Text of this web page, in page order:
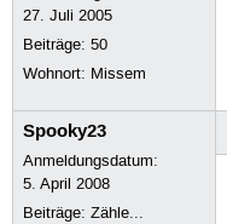
27. Juli 2005
Beiträge:50
Wohnort: Missem
Spooky23
Anmeldungsdatum:
5. April 2008
Beiträge:Zähle...